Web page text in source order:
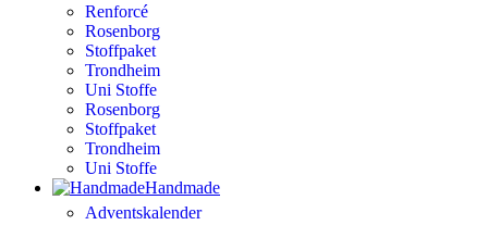
Renforcé
Rosenborg
Stoffpaket
Trondheim
Uni Stoffe
Rosenborg
Stoffpaket
Trondheim
Uni Stoffe
Handmade
Adventskalender